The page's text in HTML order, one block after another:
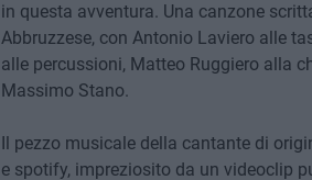
in questa avventura. Una canzone
Abbruzzese, con Antonio Laviero alle
alle percussioni, Matteo Ruggiero alla
Massimo Stano.
Il pezzo musicale della cantante di
e spotify, impreziosito da un videoclip